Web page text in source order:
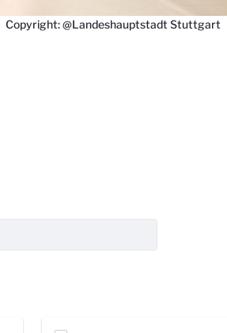
Copyright: @Landeshauptstadt Stuttgart